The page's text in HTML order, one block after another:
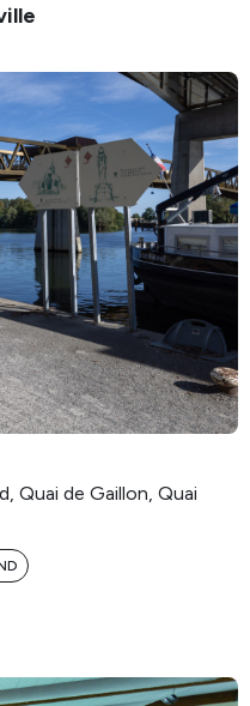
Quai de Gaillon, Quai